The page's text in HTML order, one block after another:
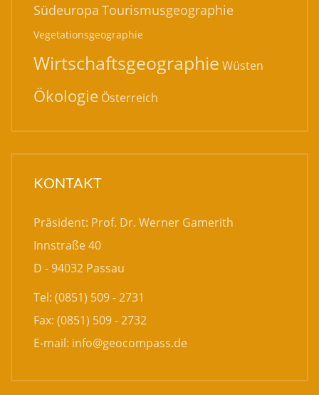
Südeuropa Tourismusgeographie
Vegetationsgeographie
Wirtschaftsgeographie Wüsten
Ökologie Österreich
KONTAKT
Präsident: Prof. Dr. Werner Gamerith
Innstraße 40
D - 94032 Passau
Tel: (0851) 509 - 2731
Fax: (0851) 509 - 2732
E-mail: info@geocompass.de